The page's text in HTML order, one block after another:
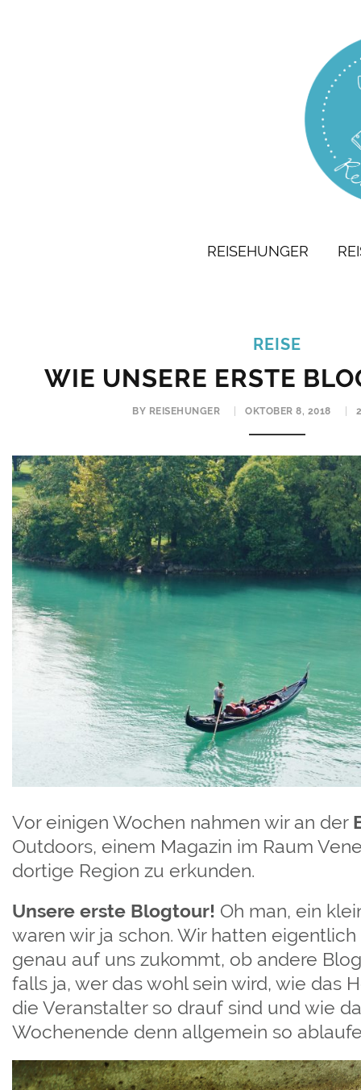
REISEHUNGER
REISE
WIE UNSERE ERSTE
BY REISEHUNGER OKTOBER 8, 2018
Vor einigen Wochen nahmen wir an der
Outdoors, einem Magazin im Raum
dortige Region zu erkunden.
Unsere erste Blogtour! Oh man, ein
waren wir ja schon. Wir hatten
genau auf uns zukommt, ob andere
falls ja, wer das wohl sein wird, wie das
die Veranstalter so drauf sind und wie
Wochenende denn allgemein so